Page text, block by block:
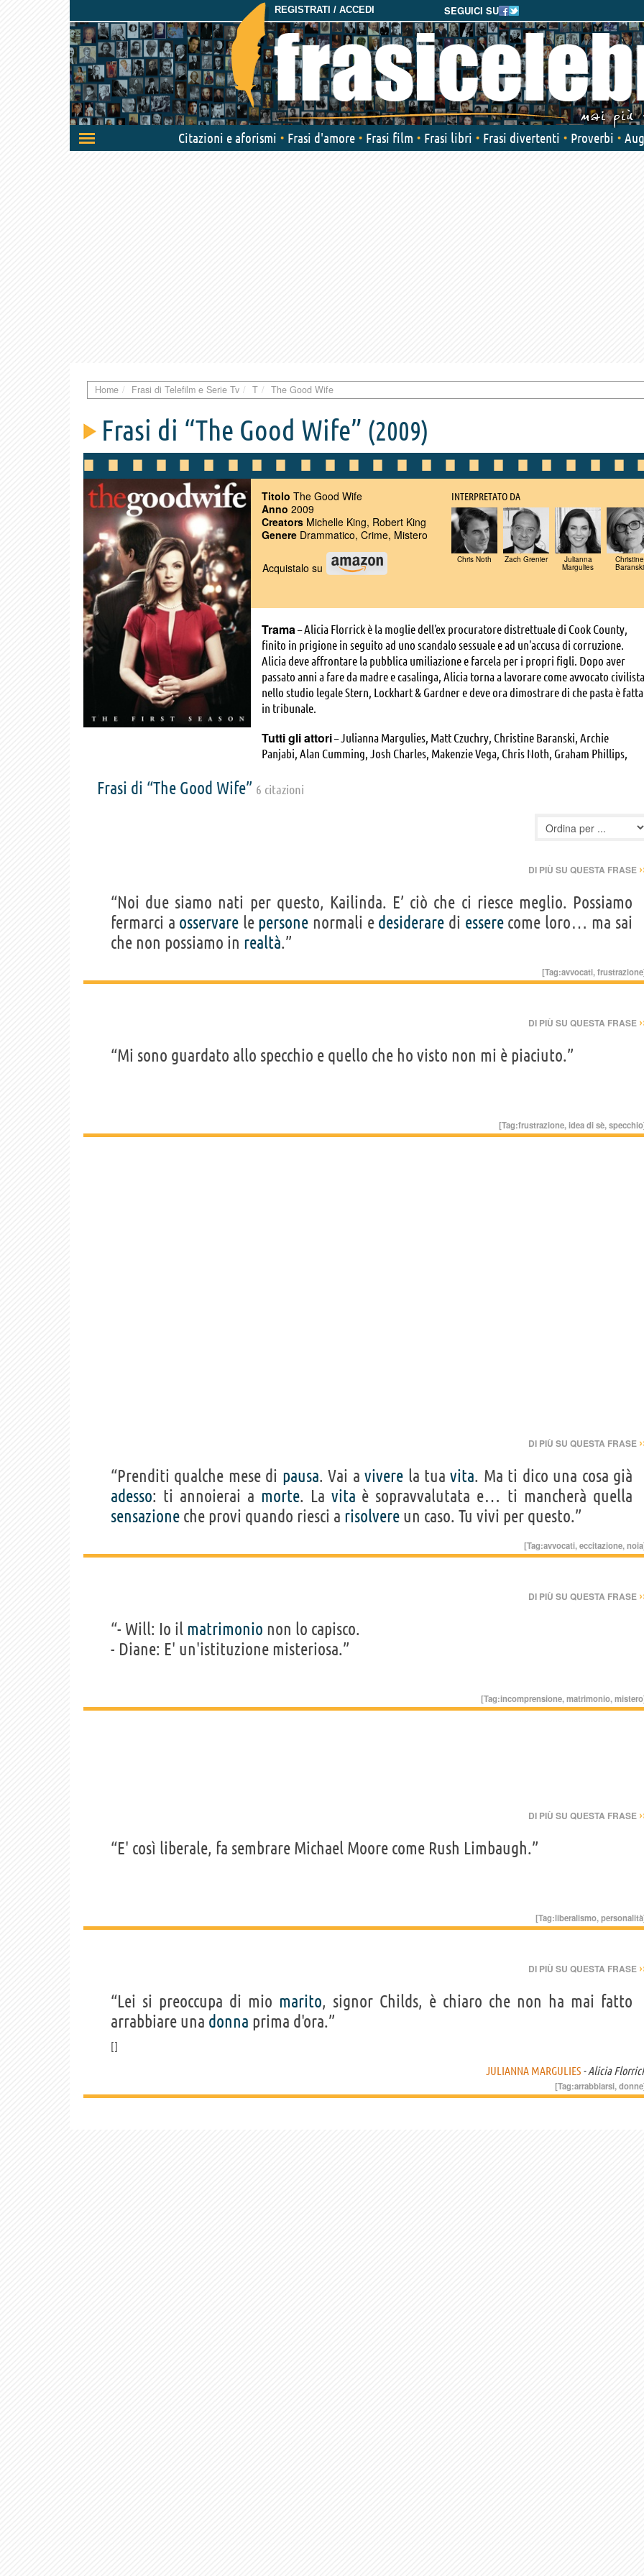
SEGUICI SU
REGISTRATI / ACCEDI
Attiva/disattiva
navigazione
Citazioni e aforismi Frasi d'amore Frasi film Frasi libri Frasi divertenti Proverbi
Home Frasi di Telefilm e Serie Tv T The Good Wife
Frasi di “The Good Wife” (2009)
Titolo The Good Wife
Anno 2009
Creators Michelle King, Robert King
Genere Drammatico, Crime, Mistero
INTERPRETATO DA
Chris Noth Zach Grenier Julianna
Margulies
Christine
Baranski
Acquistalo su
Trama– Alicia Florrick è la moglie dell'ex procuratore distrettuale di Cook County,
finito in prigione in seguito ad uno scandalo sessuale e ad un'accusa di corruzione.
Alicia deve affrontare la pubblica umiliazione e farcela per i propri figli. Dopo aver
passato anni a fare da madre e casalinga, Alicia torna a lavorare come avvocato civilista
nello studio legale Stern, Lockhart & Gardner e deve ora dimostrare di che pasta è fatta
in tribunale.
Tutti gli attori– Julianna Margulies, Matt Czuchry, Christine Baranski, Archie
Panjabi, Alan Cumming, Josh Charles, Makenzie Vega, Chris Noth, Graham Phillips,
Frasi di “The Good Wife” 6 citazioni
DI PIÙ SU QUESTA FRASE
“Noi due siamo nati per questo, Kailinda. E’ ciò che ci riesce meglio. Possiamo
fermarci a osservare le persone normali e desiderare di esserecome loro… ma sai
che non possiamo in realtà.”
[Tag:avvocati,frustrazione
DI PIÙ SU QUESTA FRASE
“Mi sono guardato allo specchio e quello che ho visto non mi è piaciuto.”
[Tag:frustrazione,idea di sè,specchio
DI PIÙ SU QUESTA FRASE
“Prenditi qualche mese di pausa. Vai avivere la tuavita. Ma ti dico una cosa già
adesso: ti annoierai a morte. La vita è sopravvalutata e… ti mancherà quella
sensazione che provi quando riesci a risolvere un caso. Tu vivi per questo.”
[Tag:avvocati,eccitazione,noia
DI PIÙ SU QUESTA FRASE
“- Will: Io il matrimonio non lo capisco.
- Diane: E' un'istituzione misteriosa.”
[Tag:incomprensione,matrimonio,mistero
DI PIÙ SU QUESTA FRASE
“E' così liberale, fa sembrare Michael Moore come Rush Limbaugh.”
[Tag:liberalismo,personalità
DI PIÙ SU QUESTA FRASE
“Lei si preoccupa di mio marito, signor Childs, è chiaro che non ha mai fatto
arrabbiare una donna prima d'ora.”
JULIANNA MARGULIES - Alicia
[Tag:arrabbiarsi,donne